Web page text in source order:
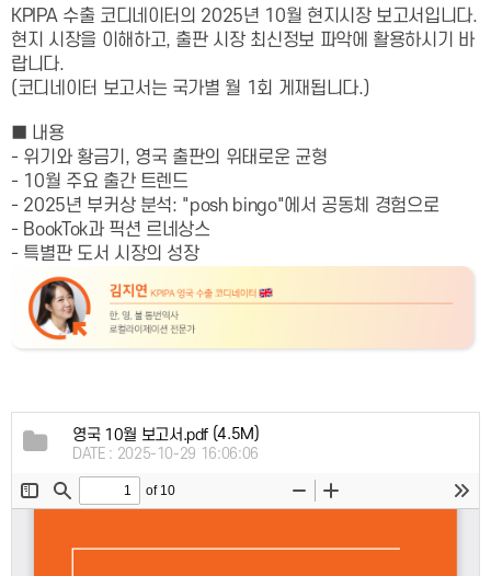
KPIPA 수출 코디네이터의 2025년 10월 현지시장 보고서입니다.
현지 시장을 이해하고, 출판 시장 최신정보 파악에 활용하시기 바
랍니다.
(코디네이터 보고서는 국가별 월 1회 게재됩니다.)
■ 내용
- 위기와 황금기, 영국 출판의 위태로운 균형
- 10월 주요 출간 트렌드
- 2025년 부커상 분석: "posh bingo"에서 공동체 경험으로
- BookTok과 픽션 르네상스
- 특별판 도서 시장의 성장
영국 10월 보고서.pdf (4.5M)
DATE : 2025-10-29 16:06:06